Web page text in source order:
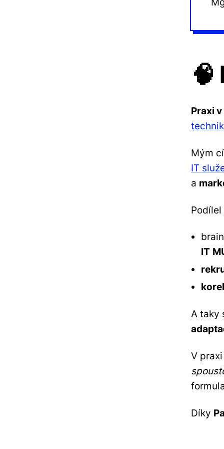
Praxi
Mým
IT
a
Podílel
IT
A taky
V
Díky